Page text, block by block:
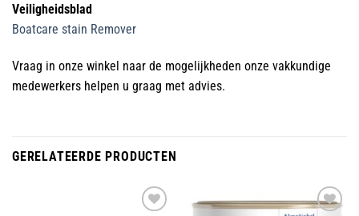
Veiligheidsblad
Boatcare stain Remover
Vraag in onze winkel naar de mogelijkheden onze vakkundige
medewerkers helpen u graag met advies.
GERELATEERDE PRODUCTEN